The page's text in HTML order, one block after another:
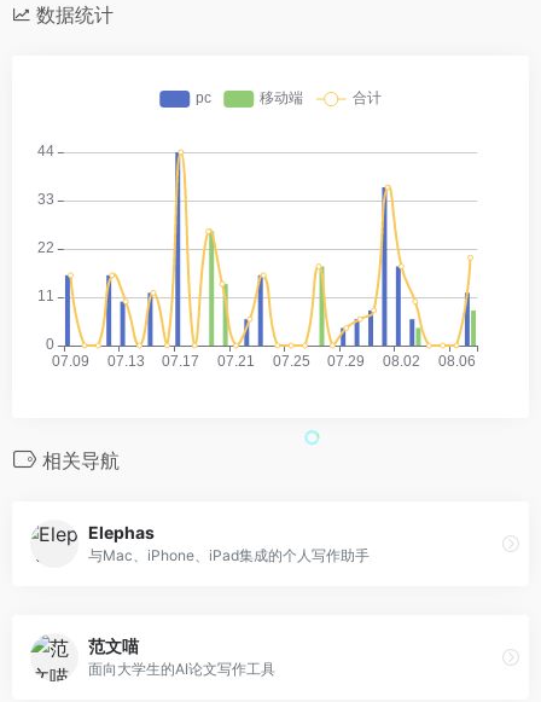
数据统计
相关导航
Elephas
与Mac、iPhone、iPad集成的个人写作助手
范文喵
面向大学生的AI论文写作工具